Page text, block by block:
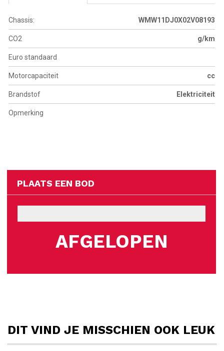
Chassis: WMW11DJ0X02V08193
CO2 g/km
Euro standaard
Motorcapaciteit cc
Brandstof Elektriciteit
Opmerking
PLAATS EEN BOD
AFGELOPEN
DIT VIND JE MISSCHIEN OOK LEUK